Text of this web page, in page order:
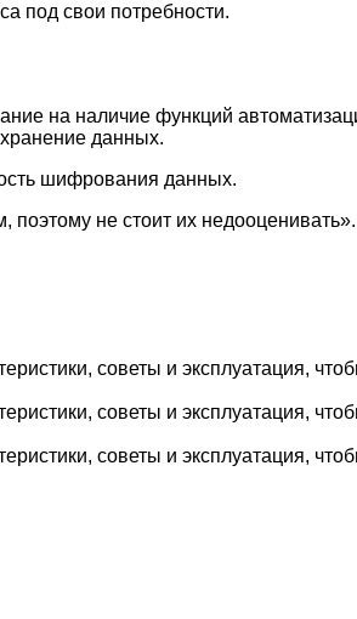
под свои потребности.
на наличие функций
данных.
шифрования данных.
не стоит их недооценивать».
советы и эксплуатация,
советы и эксплуатация,
советы и эксплуатация,